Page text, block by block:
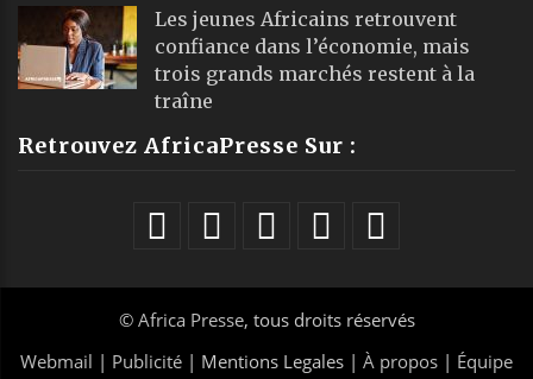
Les jeunes Africains retrouvent
confiance dans l’économie, mais
trois grands marchés restent à la
traîne
Retrouvez AfricaPresse Sur :
© Africa Presse, tous droits réservés
Webmail | Publicité | Mentions Legales | À propos | Équipe